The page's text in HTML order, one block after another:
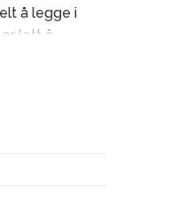
å legge i
lett å